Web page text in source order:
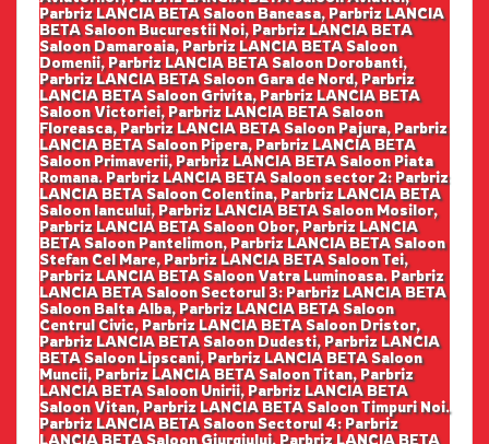
Parbriz LANCIA BETA Saloon Baneasa, Parbriz LANCIA
BETA Saloon Bucurestii Noi, Parbriz LANCIA BETA
Saloon Damaroaia, Parbriz LANCIA BETA Saloon
Domenii, Parbriz LANCIA BETA Saloon Dorobanti,
Parbriz LANCIA BETA Saloon Gara de Nord, Parbriz
LANCIA BETA Saloon Grivita, Parbriz LANCIA BETA
Saloon Victoriei, Parbriz LANCIA BETA Saloon
Floreasca, Parbriz LANCIA BETA Saloon Pajura, Parbriz
LANCIA BETA Saloon Pipera, Parbriz LANCIA BETA
Saloon Primaverii, Parbriz LANCIA BETA Saloon Piata
Romana. Parbriz LANCIA BETA Saloon sector 2: Parbriz
LANCIA BETA Saloon Colentina, Parbriz LANCIA BETA
Saloon Iancului, Parbriz LANCIA BETA Saloon Mosilor,
Parbriz LANCIA BETA Saloon Obor, Parbriz LANCIA
BETA Saloon Pantelimon, Parbriz LANCIA BETA Saloon
Stefan Cel Mare, Parbriz LANCIA BETA Saloon Tei,
Parbriz LANCIA BETA Saloon Vatra Luminoasa. Parbriz
LANCIA BETA Saloon Sectorul 3: Parbriz LANCIA BETA
Saloon Balta Alba, Parbriz LANCIA BETA Saloon
Centrul Civic, Parbriz LANCIA BETA Saloon Dristor,
Parbriz LANCIA BETA Saloon Dudesti, Parbriz LANCIA
BETA Saloon Lipscani, Parbriz LANCIA BETA Saloon
Muncii, Parbriz LANCIA BETA Saloon Titan, Parbriz
LANCIA BETA Saloon Unirii, Parbriz LANCIA BETA
Saloon Vitan, Parbriz LANCIA BETA Saloon Timpuri Noi.
Parbriz LANCIA BETA Saloon Sectorul 4: Parbriz
LANCIA BETA Saloon Giurgiului, Parbriz LANCIA BETA